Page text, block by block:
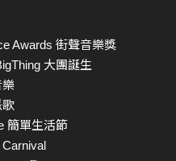
Awards 街聲音樂獎
大團誕生
樂
歌
簡單生活節